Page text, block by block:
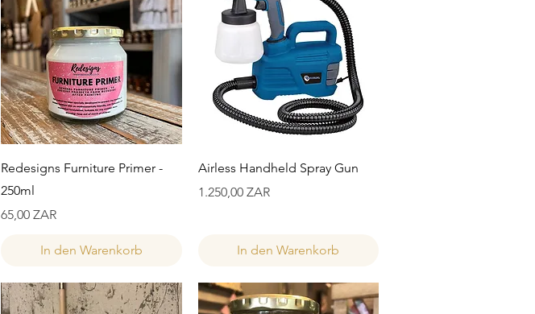
Schnellansicht
Redesigns Furniture Primer -
250ml
Preis
65,00 ZAR
In den Warenkorb
Schnellansicht
Airless Handheld Spray Gun
Preis
1.250,00 ZAR
In den Warenkorb